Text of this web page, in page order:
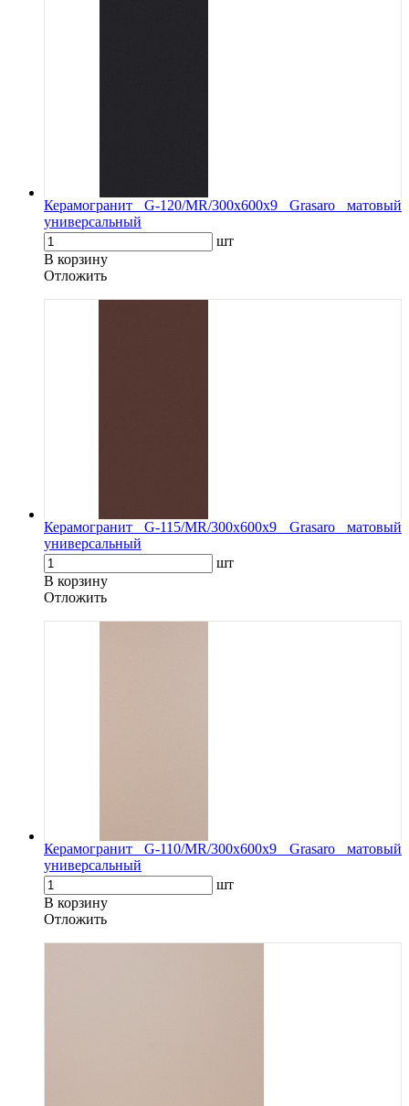
Керамогранит G-120/MR/300x600x9 Grasaro матовый
универсальный
шт
В корзину
Oтложить
Керамогранит G-115/MR/300x600x9 Grasaro матовый
универсальный
шт
В корзину
Oтложить
Керамогранит G-110/MR/300x600x9 Grasaro матовый
универсальный
шт
В корзину
Oтложить